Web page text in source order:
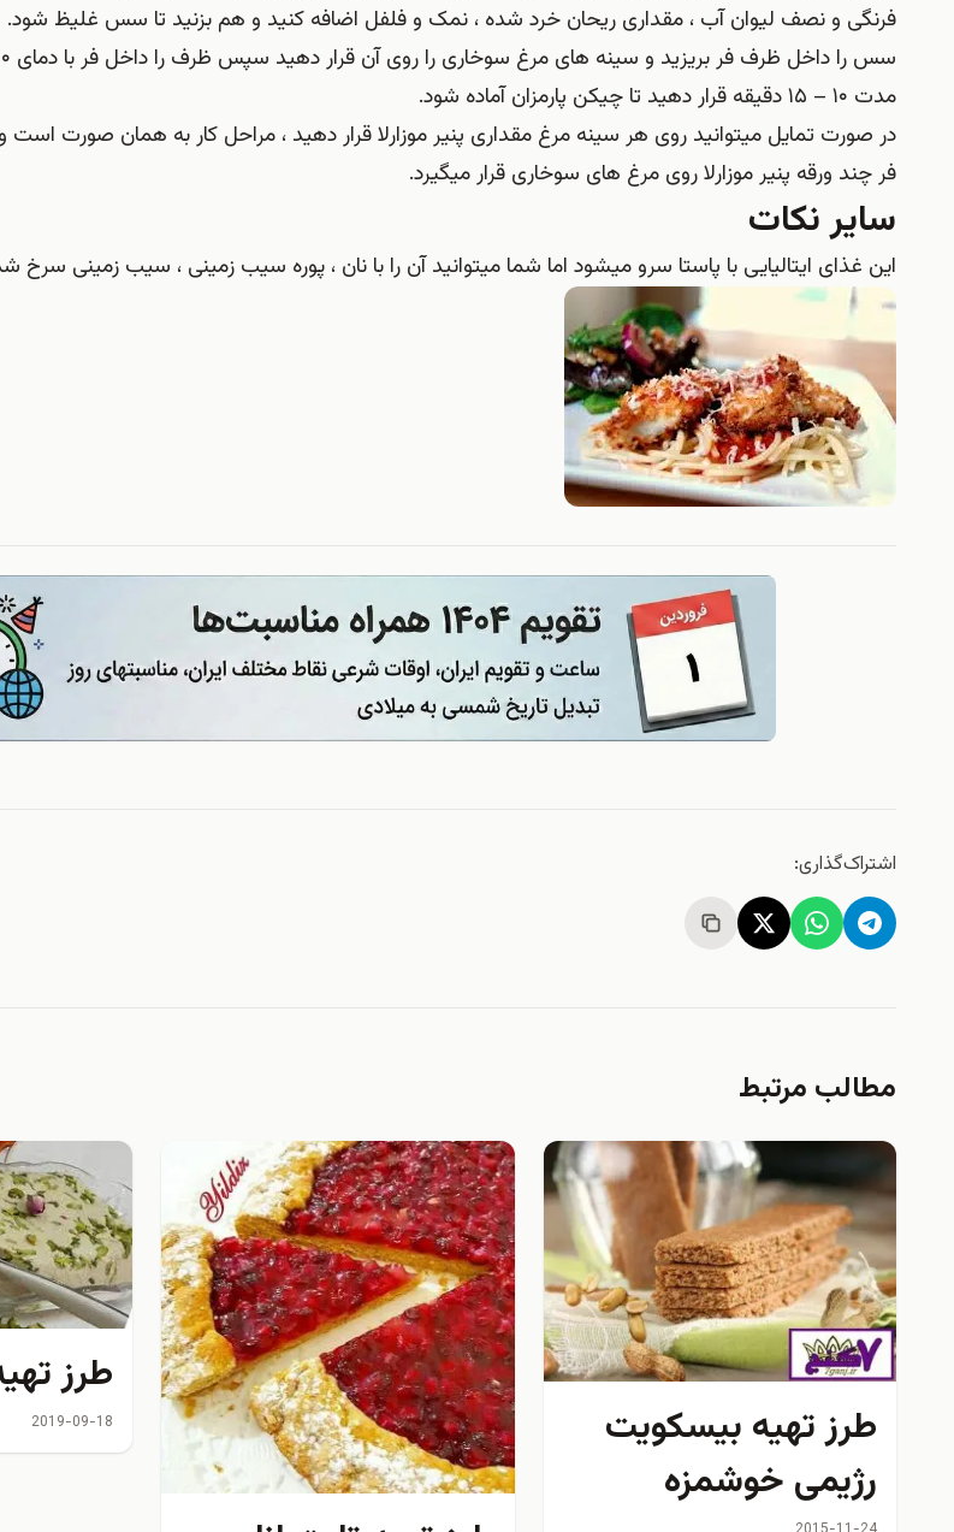
فرنگی و نصف لیوان آب ، مقداری ریحان خرد شده ، نمک و فلفل اضافه کنید و هم بزنید تا سس غلیظ شود.
مدت ۱۰ – ۱۵ دقیقه قرار دهید تا چیکن پارمزان آماده شود.
در صورت تمایل میتوانید روی هر سینه مرغ مقداری پنیر موزارلا قرار دهید ، مراحل کار به همان صورت است و
فر چند ورقه پنیر موزارلا روی مرغ های سوخاری قرار میگیرد.
سایر نکات
این غذای ایتالیایی با پاستا سرو میشود اما شما میتوانید آن را با نان ، پوره سیب زمینی ، سیب زمینی سرخ
اشتراک‌گذاری:
مطالب مرتبط
طرز تهیه بیسکویت
رژیمی خوشمزه
طرز
2019-09-18